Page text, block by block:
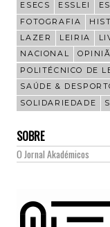
ESECS
ESSLEI
FOTOGRAFIA
LAZER
LEIRIA
NACIONAL
POLITÉCNICO DE
SAÚDE &
SOLIDARIEDADE
SOBRE
O Jornal Akadémicos